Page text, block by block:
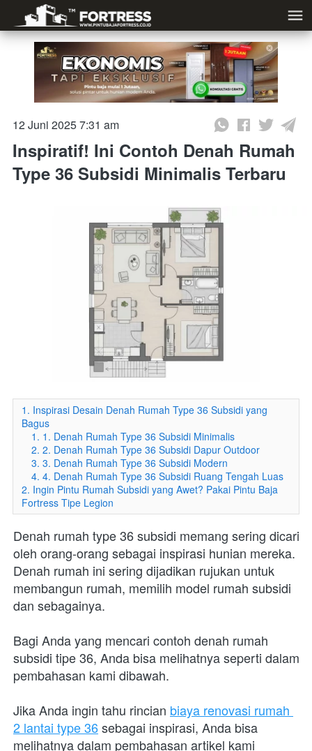
12 Juni 2025 7:31 am
Inspiratif! Ini Contoh Denah Rumah
Type 36 Subsidi Minimalis Terbaru
1. Inspirasi Desain Denah Rumah Type 36 Subsidi yang
Bagus
1. 1. Denah Rumah Type 36 Subsidi Minimalis
2. 2. Denah Rumah Type 36 Subsidi Dapur Outdoor
3. 3. Denah Rumah Type 36 Subsidi Modern
4. 4. Denah Rumah Type 36 Subsidi Ruang Tengah Luas
2. Ingin Pintu Rumah Subsidi yang Awet? Pakai Pintu Baja
Fortress Tipe Legion
Denah rumah type 36 subsidi memang sering dicari
oleh orang-orang sebagai inspirasi hunian mereka.
Denah rumah ini sering dijadikan rujukan untuk
membangun rumah, memilih model rumah subsidi
dan sebagainya.
Bagi Anda yang mencari contoh denah rumah
subsidi tipe 36, Anda bisa melihatnya seperti dalam
pembahasan kami dibawah.
Jika Anda ingin tahu rincian biaya renovasi rumah
2 lantai type 36 sebagai inspirasi, Anda bisa
melihatnya dalam pembahasan artikel kami